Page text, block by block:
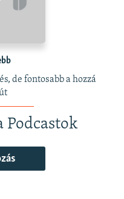
de fontosabb a hozzá
Podcastok